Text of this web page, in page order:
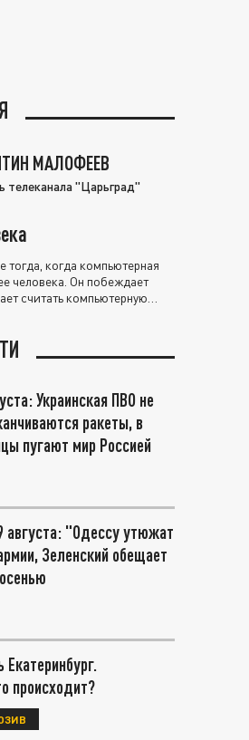
МАЛОФЕЕВ
телеканала "Царьград"
когда компьютерная
человека. Он побеждает
считать компьютерную
Украинская ПВО не
ракеты, в
пугают мир Россией
августа: "Одессу утюжат
Зеленский обещает
происходит?